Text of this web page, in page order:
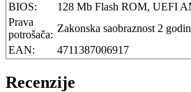
BIOS:
128 Mb Flash ROM, UEFI
Prava
potrošača:
Zakonska saobraznost 2
EAN:
4711387006917
Recenzije